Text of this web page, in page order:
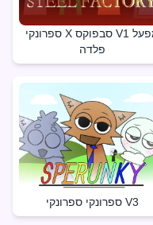
ספרונקי X סבפוקס V1 מפעל
פלדה
ספרונקי ספרונקי V3